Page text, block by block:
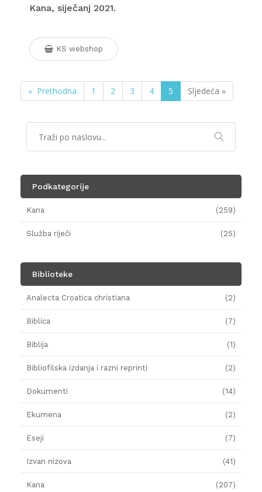
Kana, siječanj 2021.
KS webshop
« Prethodna 1 2 3 4 5 Sljedeća »
Podkategorije
Kana (259)
Služba riječi (25)
Biblioteke
Analecta Croatica christiana (2)
Biblica (7)
Biblija (1)
Bibliofilska izdanja i razni reprinti (2)
Dokumenti (14)
Ekumena (2)
Eseji (7)
Izvan nizova (41)
Kana (207)